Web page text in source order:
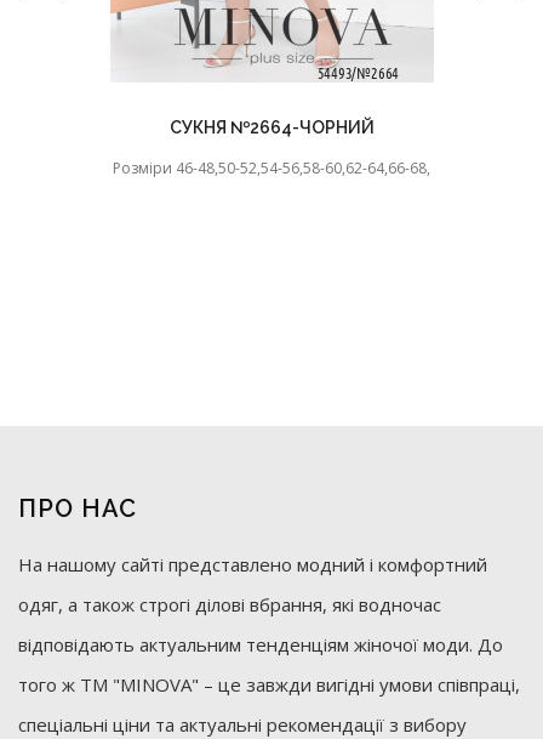
СУКНЯ №2664-ЧОРНИЙ
Розміри 46-48,50-52,54-56,58-60,62-64,66-68,
ПРО НАС
На нашому сайті представлено модний і комфортний
одяг, а також строгі ділові вбрання, які водночас
відповідають актуальним тенденціям жіночої моди. До
того ж ТМ "MINOVA" – це завжди вигідні умови співпраці,
спеціальні ціни та актуальні рекомендації з вибору